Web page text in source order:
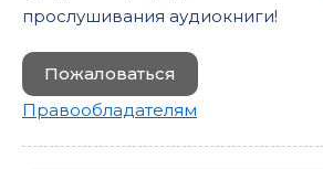
прослушивания аудиокниги!
Пожаловаться
Правообладателям